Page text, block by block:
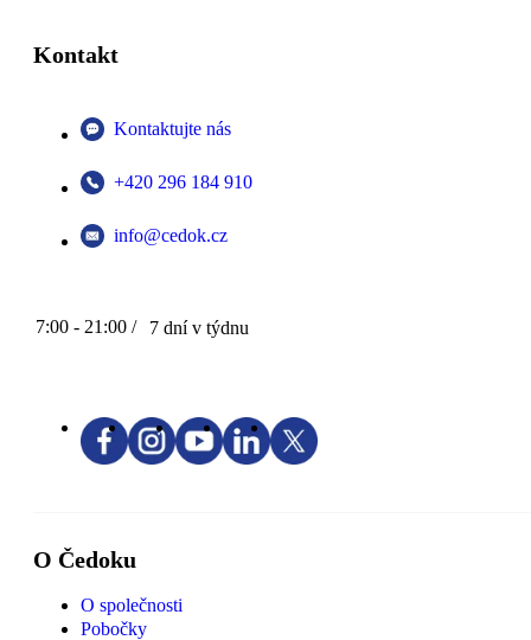
Kontakt
Kontaktujte nás
+420 296 184 910
info@cedok.cz
7:00 - 21:00 / 7 dní v týdnu
O Čedoku
O společnosti
Pobočky